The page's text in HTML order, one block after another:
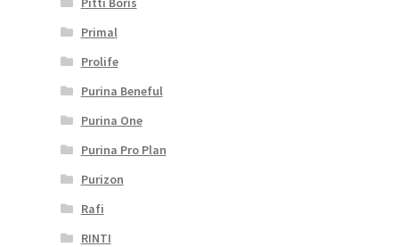
Primal
Prolife
Purina Beneful
Purina One
Purina Pro Plan
Purizon
Rafi
RINTI